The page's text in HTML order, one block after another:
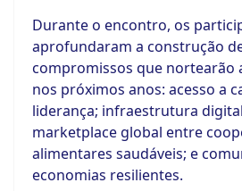
Durante o encontro, os
aprofundaram a construção
compromissos que nortearão
nos próximos anos: acesso a
liderança; infraestrutura
marketplace global entre
alimentares saudáveis; e
economias resilientes.